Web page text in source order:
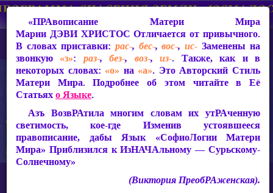
СакРАльная Поэзия Матери Мира
Колокол Вселенной ШАБАШ
«ПРАвописание Матери Мира
Марии ДЭВИ ХРИСТОС Отличается от привычного.
В словах приставки: рас-, бес-,вос-,ис- Заменены на
звонкую «з»: раз-,без-, воз-,из-. Также, как и в
некоторых словах: «о» на «а». Это Авторский Стиль
Матери Мира. Подробнее об этом читайте в Её
Статьяхо Языке.
Азъ ВозвРАтила многим словам их утРАченную
светимость, кое-где Изменив устоявшееся
правописание, дабы Язык «СофиоЛогии Матери
Мира» Приблизился к ИзНАЧАльному — Сурьскому-
Солнечному»
(Виктория ПреобРАженская).